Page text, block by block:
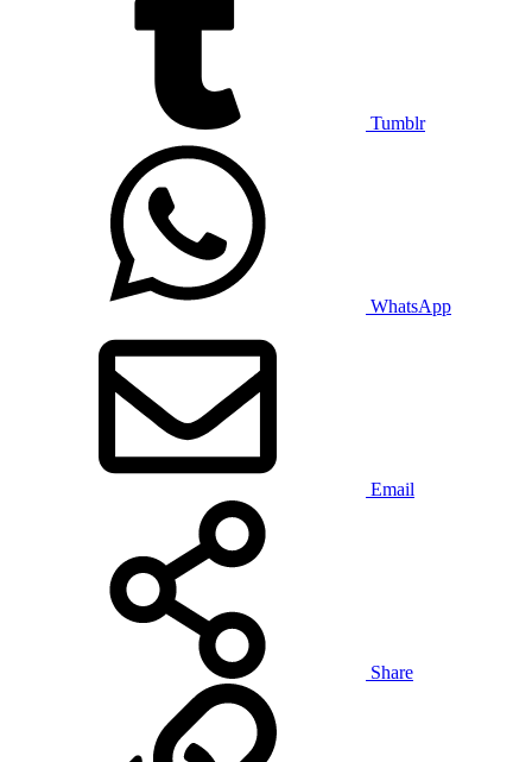
Tumblr
WhatsApp
Email
Share